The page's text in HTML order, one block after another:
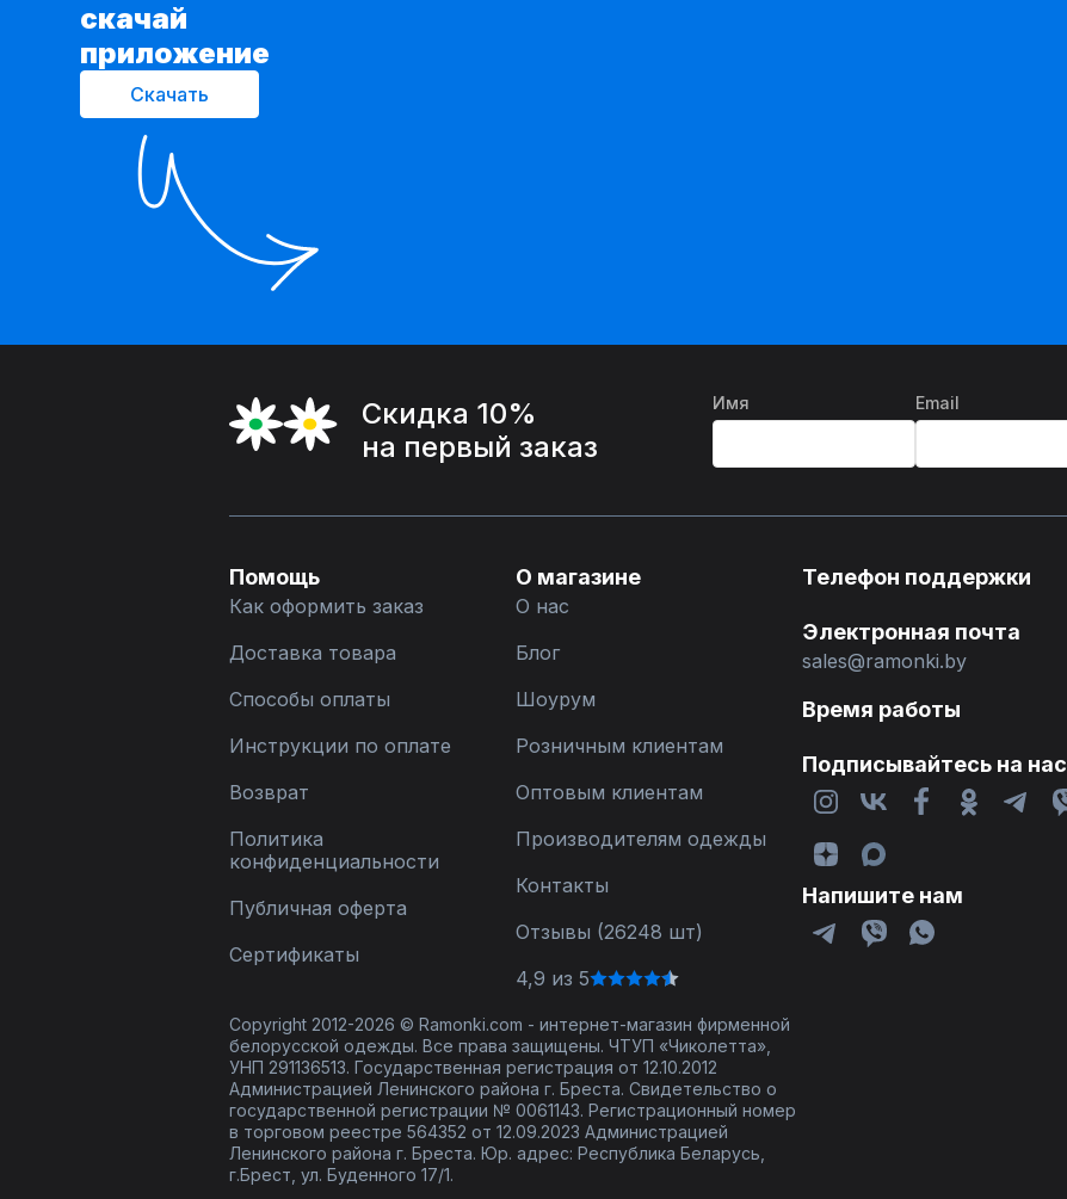
cкачай
приложение
Скачать
Скидка 10%
на первый заказ
Имя Email
Помощь
Как оформить заказ
Доставка товара
Способы оплаты
Инструкции по оплате
Возврат
Политика
конфиденциальности
Публичная оферта
Сертификаты
О магазине
О нас
Блог
Шоурум
Розничным клиентам
Оптовым клиентам
Производителям одежды
Контакты
Отзывы (26248 шт)
4,9 из 5
Телефон поддержки
Электронная почта
sales@ramonki.by
Время работы
Подписывайтесь на нас
Напишите нам
Copyright 2012-2026 © Ramonki.com - интернет-магазин фирменной
белорусской одежды. Все права защищены. ЧТУП «Чиколетта»,
УНП 291136513. Государственная регистрация от 12.10.2012
Администрацией Ленинского района г. Бреста. Свидетельство о
государственной регистрации № 0061143. Регистрационный номер
в торговом реестре 564352 от 12.09.2023 Администрацией
Ленинского района г. Бреста. Юр. адрес: Республика Беларусь,
г.Брест, ул. Буденного 17/1.